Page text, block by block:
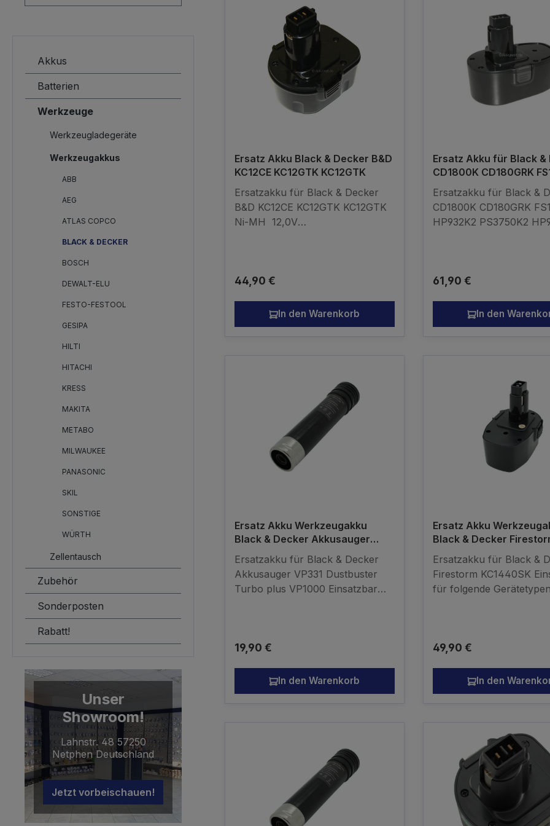
Akkus
Batterien
Werkzeuge
Werkzeugladegeräte
Werkzeugakkus
ABB
AEG
ATLAS COPCO
BLACK & DECKER
BOSCH
DEWALT-ELU
FESTO-FESTOOL
GESIPA
HILTI
HITACHI
KRESS
MAKITA
METABO
MILWAUKEE
PANASONIC
SKIL
SONSTIGE
WÜRTH
Zellentausch
Zubehör
Sonderposten
Rabatt!
Unser
Showroom!
Lahnstr. 48 57250
Netphen Deutschland
Jetzt vorbeischauen!
Ersatz Akku Black & Decker B&D
KC12CE KC12GTK KC12GTK
Ersatzakku für Black & Decker
B&D KC12CE KC12GTK KC12GTK
Ni-MH 12,0V
Regulärer Preis:
44,90 €
In den Warenkorb
Ersatz Akku für Black &
CD1800K CD180GRK
HP932
Ersatzakku für Black &
CD1800K CD180GRK
HP932K2 PS3750K2
Kein Originalakku
Regulärer Preis:
61,90 €
In den
Ersatz Akku Werkzeugakku
Black & Decker Akkusauger
VP331 Dustbuster Turbo plus
VP1000
Ersatzakku für Black & Decker
Akkusauger VP331 Dustbuster
Turbo plus VP1000 Einsatzbar
00VP4300VP7251VP7221VP369V
2100mAh kompatibler Akku - kein
Originalakku
Regulärer Preis:
19,90 €
In den Warenkorb
Ersatz Akku
Black & Decker
KC1440SK A9276
Ersatzakku für Black &
Firestorm KC1440SK
für folgende
Regulärer Preis:
49,90 €
In den